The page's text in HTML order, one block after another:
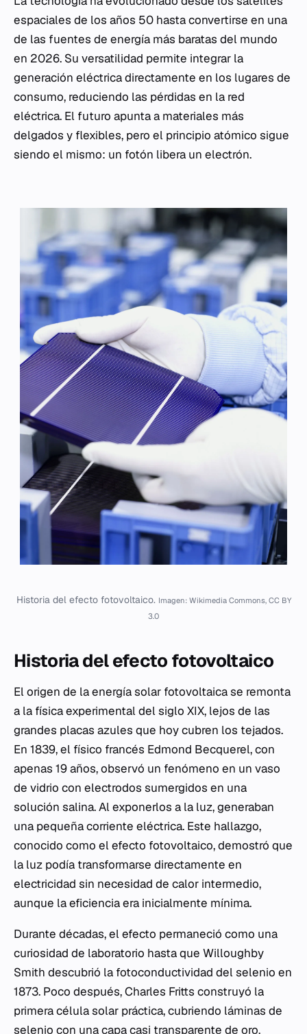
espaciales de los años 50 hasta convertirse en una
de las fuentes de energía más baratas del mundo
en 2026. Su versatilidad permite integrar la
generación eléctrica directamente en los lugares de
consumo, reduciendo las pérdidas en la red
eléctrica. El futuro apunta a materiales más
delgados y flexibles, pero el principio atómico sigue
siendo el mismo: un fotón libera un electrón.
Historia del efecto fotovoltaico. Imagen: Wikimedia Commons, CC BY
3.0
Historia del efecto fotovoltaico
El origen de la energía solar fotovoltaica se remonta
a la física experimental del siglo XIX, lejos de las
grandes placas azules que hoy cubren los tejados.
En 1839, el físico francés Edmond Becquerel, con
apenas 19 años, observó un fenómeno en un vaso
de vidrio con electrodos sumergidos en una
solución salina. Al exponerlos a la luz, generaban
una pequeña corriente eléctrica. Este hallazgo,
conocido como el efecto fotovoltaico, demostró que
la luz podía transformarse directamente en
electricidad sin necesidad de calor intermedio,
aunque la eficiencia era inicialmente mínima.
Durante décadas, el efecto permaneció como una
curiosidad de laboratorio hasta que Willoughby
Smith descubrió la fotoconductividad del selenio en
1873. Poco después, Charles Fritts construyó la
primera célula solar práctica, cubriendo láminas de
selenio con una capa casi transparente de oro.